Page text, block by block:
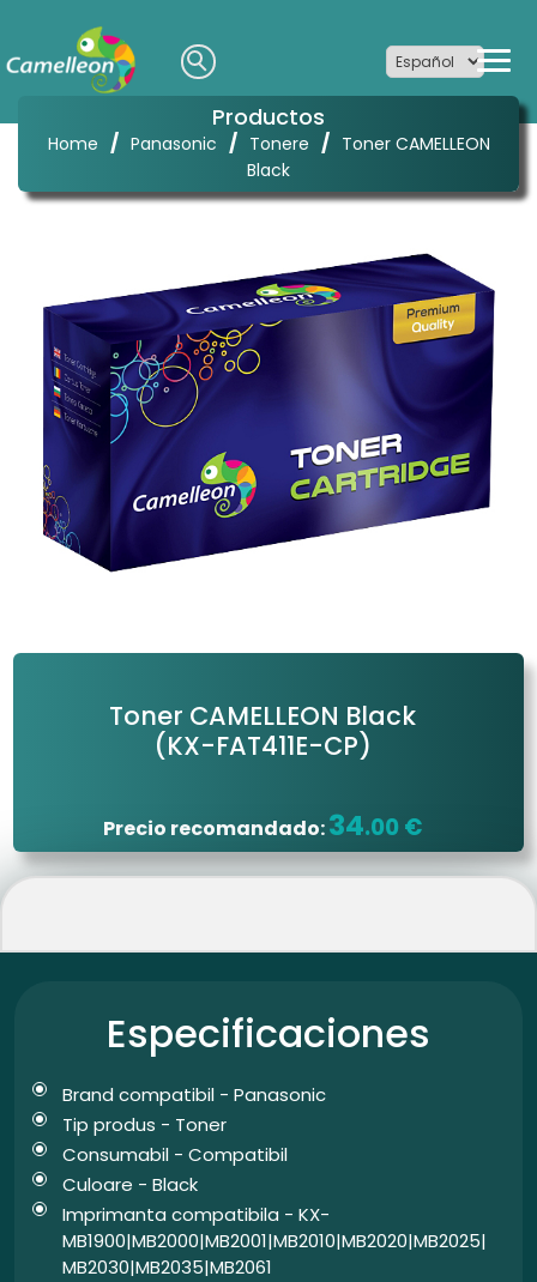
Productos
Home / Panasonic / Tonere / Toner CAMELLEON
Black
Toner CAMELLEON Black
(KX-FAT411E-CP)
Precio recomandado:34.00 €
Especificaciones
Brand compatibil - Panasonic
Tip produs - Toner
Consumabil - Compatibil
Culoare - Black
Imprimanta compatibila - KX-
MB1900|MB2000|MB2001|MB2010|MB2020|MB2025|
MB2030|MB2035|MB2061